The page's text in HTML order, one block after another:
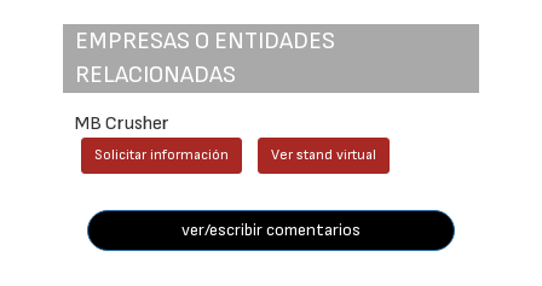
EMPRESAS O ENTIDADES
RELACIONADAS
MB Crusher
Solicitar información Ver stand virtual
ver/escribir comentarios